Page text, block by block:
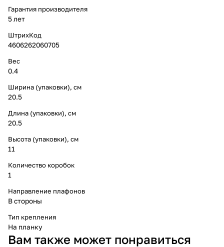
Гарантия производителя
5 лет
ШтрихКод
4606262060705
Вес
0.4
Ширина (упаковки), см
20.5
Длина (упаковки), см
20.5
Высота (упаковки), см
11
Количество коробок
1
Направление плафонов
В стороны
Тип крепления
На планку
Вам также может понравиться